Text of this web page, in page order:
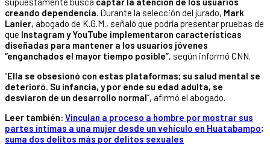
creando dependencia. Durante la selección del jurado, Mark
Lanier, abogado de K.G.M., señaló que podría presentar pruebas de
que Instagram y YouTube implementaron características
diseñadas para mantener a los usuarios jóvenes
“enganchados el mayor tiempo posible”, según informó CNN.
“Ella se obsesionó con estas plataformas; su salud mental se
deterioró. Su infancia, y por ende su edad adulta, se
desviaron de un desarrollo normal”, afirmó el abogado.
Leer también: Vinculan a proceso a hombre por mostrar sus
partes íntimas a una mujer desde un vehículo en Huatabampo;
suma dos delitos más por delitos sexuales